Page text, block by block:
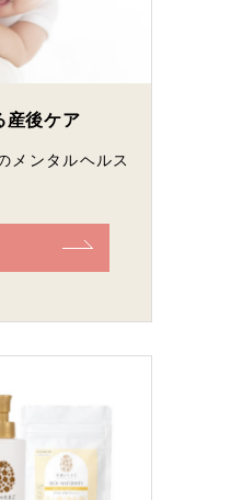
産後ケア
メンタルヘルス